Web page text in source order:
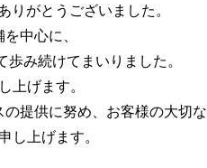
りがとうございました。
中心に、
み続けてまいりました。
上げます。
提供に努め、お客様の大切
し上げます。